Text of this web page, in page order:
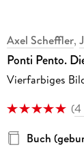
Axel Scheffler,
Ponti Pento.
Vierfarbiges
(4
Buch